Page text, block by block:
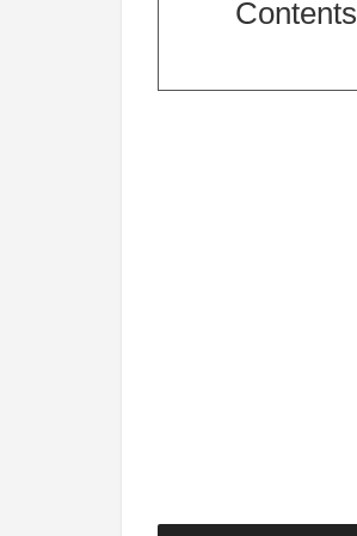
Contents